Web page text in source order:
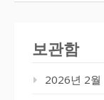
보관함
2026년 2월